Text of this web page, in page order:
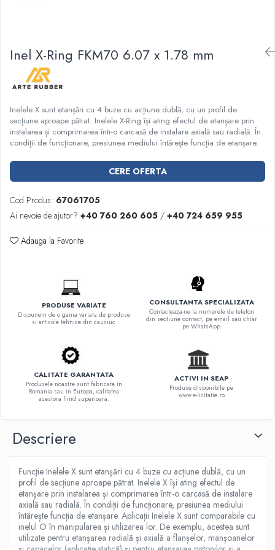
Pentru etansari cu gauri de trecere a
prezoanelor (full face) conform DIN
86071
Pentru flanse plate cu umar (RF) conform
DIN 2690
Inel X-Ring FKM70 6.07 x 1.78 mm
Inelele X sunt etanșări cu 4 buze cu acțiune dublă, cu un profil de
secțiune aproape pătrat. Inelele X-Ring își ating efectul de etanșare prin
instalarea și comprimarea într-o carcasă de instalare axială sau radială. În
condiții de funcționare, presiunea mediului întărește funcția de etanșare.
CERE OFERTA
Cod Produs: 67061705
Ai nevoie de ajutor? +40 760 260 605 / +40 724 659 955
Adauga la Favorite
PRODUSE VARIATE
Dispunem de o gama variata de produse
si articole tehnice din cauciuc
CONSULTANTA SPECIALIZATA
Contacteaza-ne la numerele de telefon
din sectiune contact, pe email sau chiar
pe WhatsApp
CALITATE GARANTATA
Produsele noastre sunt fabricate in
Romania sau in Europa, calitatea
acestora fiind superioara.
ACTIVI IN SEAP
Produse disponibile pe
www.e-licitatie.ro
Descriere
Funcţie Inelele X sunt etanșări cu 4 buze cu acțiune dublă, cu un
profil de secțiune aproape pătrat. Inelele X își ating efectul de
etanșare prin instalarea și comprimarea într-o carcasă de instalare
axială sau radială. În condiții de funcționare, presiunea mediului
întărește funcția de etanșare. Aplicații Inelele X sunt comparabile cu
inelul O în manipularea și utilizarea lor. De exemplu, acestea sunt
utilizate pentru etanșarea radială și axială a flanșelor, manșoanelor